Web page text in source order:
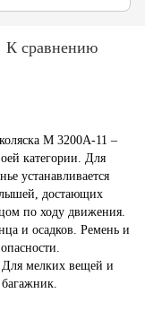
К сравнению
M 3200А-11 –
категории. Для
устанавливается
достающих
по ходу движения.
и осадков. Ремень и
Для мелких вещей и